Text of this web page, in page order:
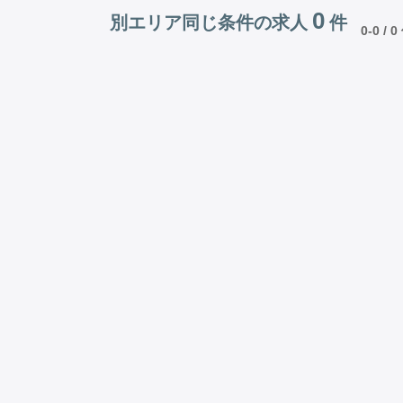
別エリア同じ条件の求人 0 件 0-0 / 0